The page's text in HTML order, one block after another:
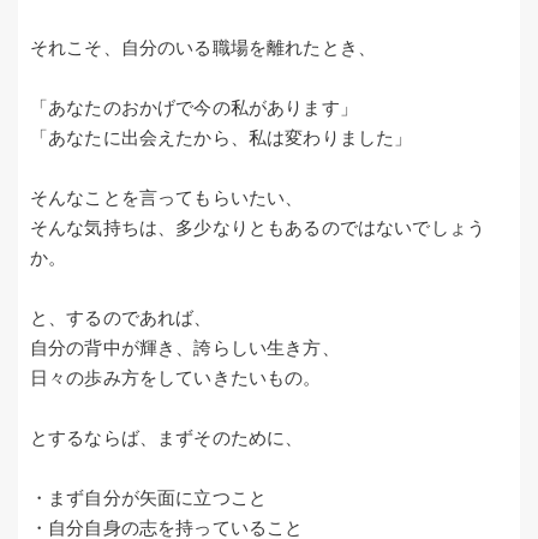
それこそ、自分のいる職場を離れたとき、
「あなたのおかげで今の私があります」
「あなたに出会えたから、私は変わりました」
そんなことを言ってもらいたい、
そんな気持ちは、多少なりともあるのではないでしょう
か。
と、するのであれば、
自分の背中が輝き、誇らしい生き方、
日々の歩み方をしていきたいもの。
とするならば、まずそのために、
・まず自分が矢面に立つこと
・自分自身の志を持っていること